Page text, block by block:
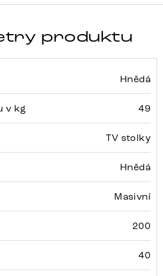
produktu
Hnědá
v kg 49
TV stolky
Hnědá
Masivní
200
40